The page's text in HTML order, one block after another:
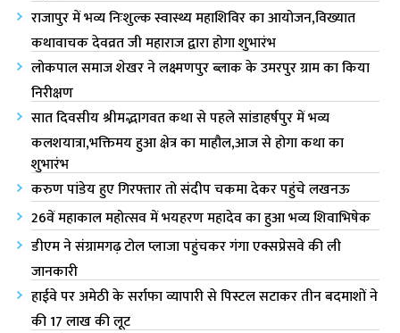
राजापुर में भव्य निःशुल्क स्वास्थ्य महाशिविर का आयोजन,विख्यात
कथावाचक देवव्रत जी महाराज द्वारा होगा शुभारंभ
लोकपाल समाज शेखर ने लक्ष्मणपुर ब्लाक के उमरपुर ग्राम का किया
निरीक्षण
सात दिवसीय श्रीमद्भागवत कथा से पहले सांडाहर्षपुर में भव्य
कलशयात्रा,भक्तिमय हुआ क्षेत्र का माहौल,आज से होगा कथा का
शुभारंभ
करुण पांडेय हुए गिरफ्तार तो संदीप चकमा देकर पहुंचे लखनऊ
26वें महाकाल महोत्सव में भयहरण महादेव का हुआ भव्य शिवाभिषेक
डीएम ने संग्रामगढ़ टोल प्लाजा पहुंचकर गंगा एक्सप्रेसवे की ली
जानकारी
हाईवे पर अमेठी के सर्राफा व्यापारी से पिस्टल सटाकर तीन बदमाशों ने
की 17 लाख की लूट